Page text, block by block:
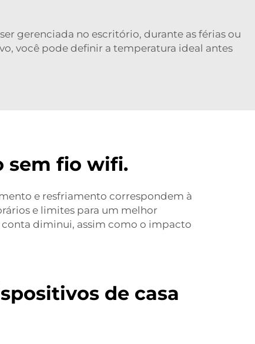
gerenciada no escritório, durante as férias ou
você pode definir a temperatura ideal antes
sem fio wifi.
e resfriamento correspondem à
e limites para um melhor
diminui, assim como o impacto
de casa